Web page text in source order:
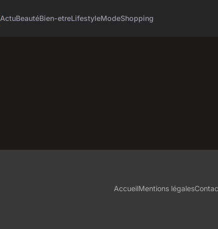
ActuBeautéBien-etreLifestyleModeShopping
AccueilMentions légales